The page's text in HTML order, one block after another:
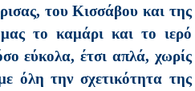
του Κισσάβου και της
το καμάρι και το ιερό
εύκολα, έτσι απλά, χωρίς
όλη την σχετικότητα της